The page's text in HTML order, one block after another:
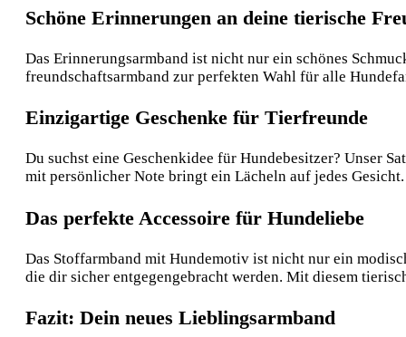
Schöne Erinnerungen an deine tierische
Das Erinnerungsarmband ist nicht nur ein schönes
freundschaftsarmband zur perfekten Wahl für alle
Einzigartige Geschenke für Tierfreunde
Du suchst eine Geschenkidee für Hundebesitzer? Unser
mit persönlicher Note bringt ein Lächeln auf jedes Gesicht.
Das perfekte Accessoire für Hundeliebe
Das Stoffarmband mit Hundemotiv ist nicht nur ein
die dir sicher entgegengebracht werden. Mit diesem
Fazit: Dein neues Lieblingsarmband